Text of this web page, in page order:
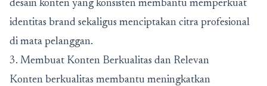
desain konten yang konsisten membantu memperkuat
identitas brand sekaligus menciptakan citra profesional
di mata pelanggan.
3. Membuat Konten Berkualitas dan Relevan
Konten berkualitas membantu meningkatkan